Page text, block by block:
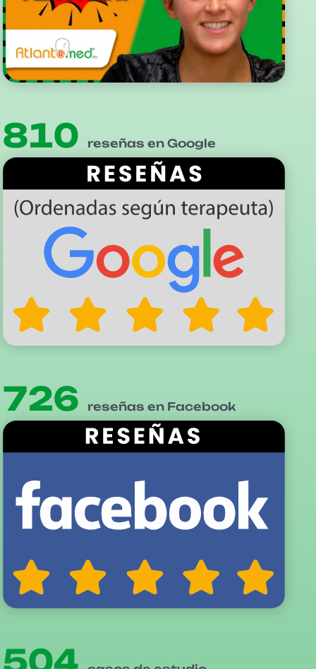
810 reseñas en Google
726 reseñas en Facebook